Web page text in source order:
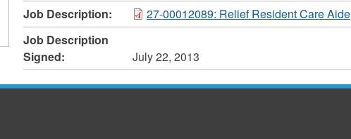
Job Description:
27-00012089: Relief Resident Care Aide
Job Description
Signed:
July 22, 2013